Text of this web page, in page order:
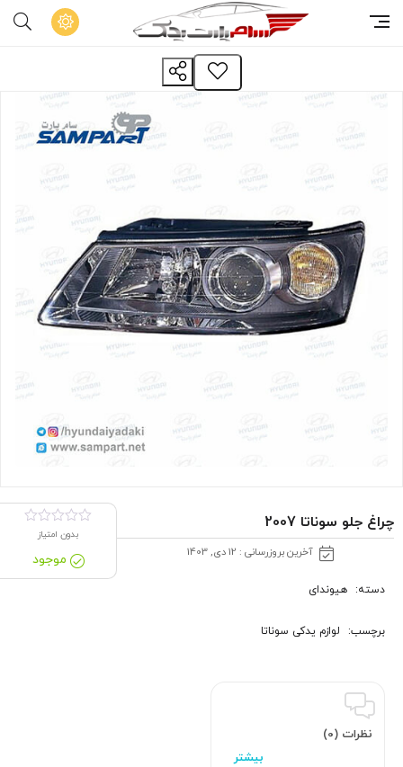
چراغ جلو سوناتا 2007
آخرین بروزرسانی : 12 دی, 1403
بدون امتیاز
موجود
دسته: هیوندای
برچسب: لوازم یدکی سوناتا
نظرات (0)